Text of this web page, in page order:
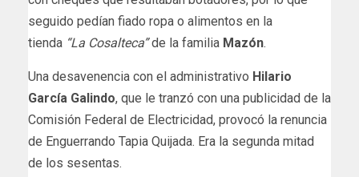
seguido pedían fiado ropa o alimentos en la
tienda “La Cosalteca”de la familia Mazón.
Una desavenencia con el administrativo Hilario
García Galindo, que le tranzó con una publicidad de la
Comisión Federal de Electricidad, provocó la renuncia
de Enguerrando Tapia Quijada. Era la segunda mitad
de los sesentas.